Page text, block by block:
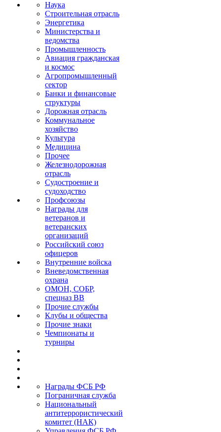
Наука
Строительная отрасль
Энергетика
Министерства и
ведомства
Промышленность
Авиация гражданская
и космос
Агропромышленный
сектор
Банки и финансовые
структуры
Дорожная отрасль
Коммунальное
хозяйство
Культура
Медицина
Прочее
Железнодорожная
отрасль
Судостроение и
судоходство
Профсоюзы
Награды для
ветеранов и
ветеранских
организаций
Российский союз
офицеров
Внутренние войска
Вневедомственная
охрана
ОМОН, СОБР,
спецназ ВВ
Прочие службы
Клубы и общества
Прочие знаки
Чемпионаты и
турниры
Награды ФСБ РФ
Пограничная служба
Национальный
антитеррористический
комитет (НАК)